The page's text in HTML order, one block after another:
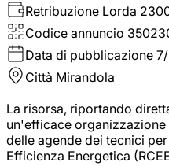
Retribuzione Lorda
Codice annuncio
Data di pubblicazione
Città Mirandola
La risorsa, riportando
un'efficace
delle agende dei tecnici
Efficienza Energetica